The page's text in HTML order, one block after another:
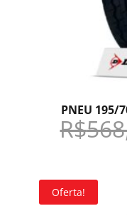
PNEU 195/
R$
Oferta!